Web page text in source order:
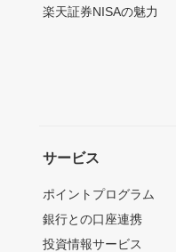
楽天証券NISAの魅力
サービス
ポイントプログラム
銀行との口座連携
投資情報サービス